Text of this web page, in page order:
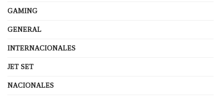
GAMING
GENERAL
INTERNACIONALES
JET SET
NACIONALES